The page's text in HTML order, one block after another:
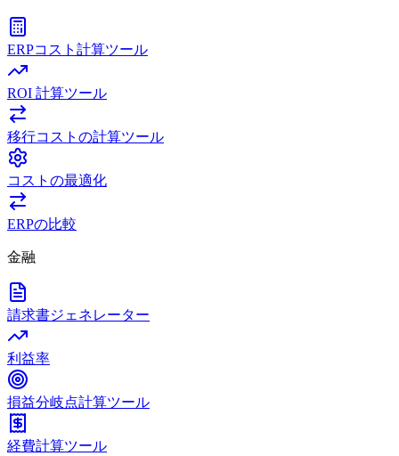
ERPコスト計算ツール
ROI 計算ツール
移行コストの計算ツール
コストの最適化
ERPの比較
金融
請求書ジェネレーター
利益率
損益分岐点計算ツール
経費計算ツール